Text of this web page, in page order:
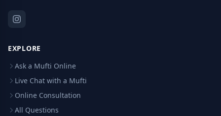
EXPLORE
Ask a Mufti Online
Live Chat with a Mufti
Online Consultation
All Questions